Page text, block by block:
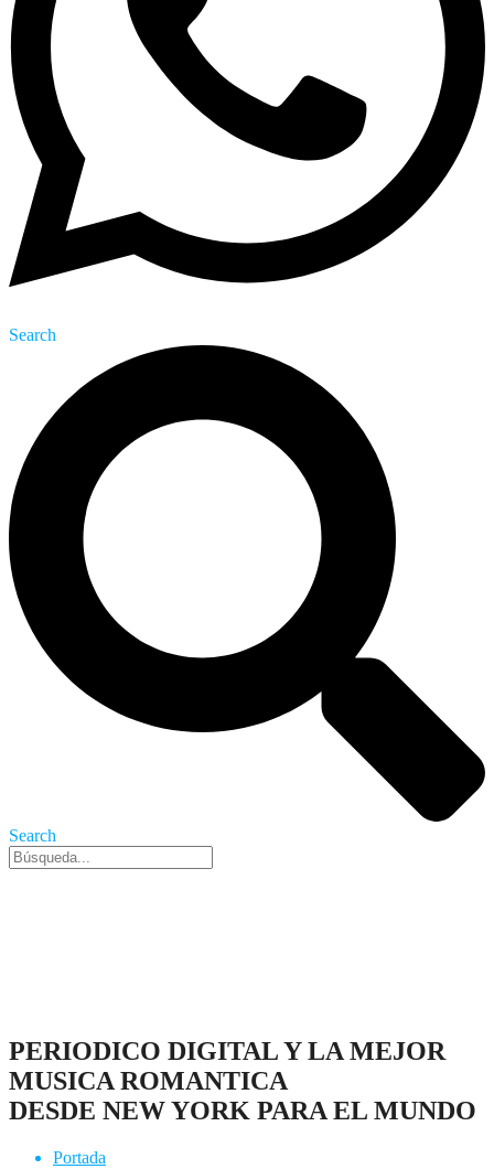
Search
Search
PERIODICO DIGITAL Y LA MEJOR
MUSICA ROMANTICA
DESDE NEW YORK PARA EL MUNDO
Portada